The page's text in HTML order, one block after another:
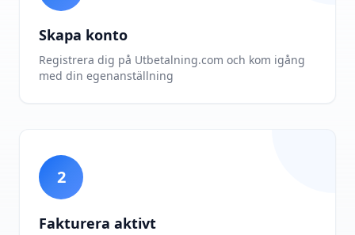
Skapa konto
Registrera dig på Utbetalning.com och kom igång
med din egenanställning
2
Fakturera aktivt